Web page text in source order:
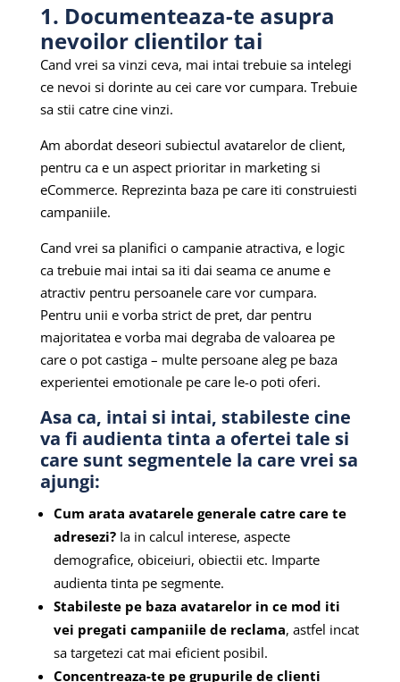
1. Documenteaza-te asupra
nevoilor clientilor tai
Cand vrei sa vinzi ceva, mai intai trebuie sa intelegi
ce nevoi si dorinte au cei care vor cumpara. Trebuie
sa stii catre cine vinzi.
Am abordat deseori subiectul avatarelor de client,
pentru ca e un aspect prioritar in marketing si
eCommerce. Reprezinta baza pe care iti construiesti
campaniile.
Cand vrei sa planifici o campanie atractiva, e logic
ca trebuie mai intai sa iti dai seama ce anume e
atractiv pentru persoanele care vor cumpara.
Pentru unii e vorba strict de pret, dar pentru
majoritatea e vorba mai degraba de valoarea pe
care o pot castiga – multe persoane aleg pe baza
experientei emotionale pe care le-o poti oferi.
Asa ca, intai si intai, stabileste cine
va fi audienta tinta a ofertei tale si
care sunt segmentele la care vrei sa
ajungi:
Cum arata avatarele generale catre care te
adresezi?Ia in calcul interese, aspecte
demografice, obiceiuri, obiectii etc. Imparte
audienta tinta pe segmente.
Stabileste pe baza avatarelor in ce mod iti
vei pregati campaniile de reclama, astfel incat
sa targetezi cat mai eficient posibil.
Concentreaza-te pe grupurile de clienti